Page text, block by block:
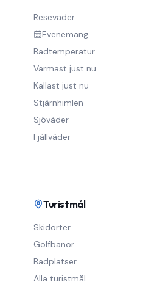
Reseväder
Evenemang
Badtemperatur
Varmast just nu
Kallast just nu
Stjärnhimlen
Sjöväder
Fjällväder
Turistmål
Skidorter
Golfbanor
Badplatser
Alla turistmål